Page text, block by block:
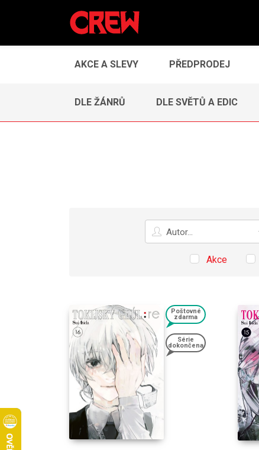
AKCE A SLEVY PŘEDPRODEJ
DLE ŽÁNRŮ DLE SVĚTŮ A EDIC
Autor
Autor...
Akce
Poštovné
zdarma
Série
dokončena